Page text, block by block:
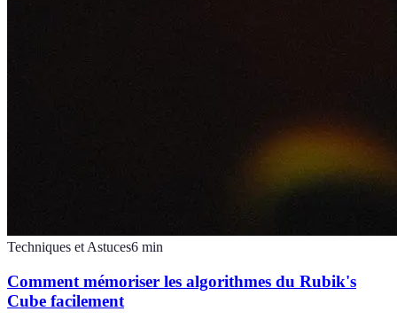
Techniques et Astuces6 min
Comment mémoriser les algorithmes du Rubik's
Cube facilement